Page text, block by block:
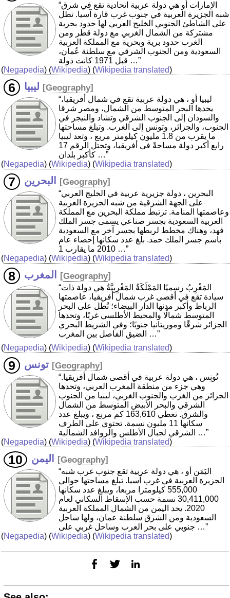
“الإمارات أو هي دولة عربية اتحادية تقع في شرق
شبه الجزيرة العربية في جنوب غرب قارة آسيا. تطل
على الشاطئ الجنوبي الخليج العربي لها حدود بحرية
مشتركة من الشمال الغربي مع دولة قطر ومن
الغرب حدود برية وبحرية مع المملكة العربية
السعودية ومن الجنوب الشرقي مع سلطنة عُمان،
قبل 1971 كانت دولة …”
(Negapedia) (Wikipedia) (Wikipedia translated)
ليبيا [Geography]
“ليبيا أو ، هي دولة عربية تقع في شمال أفريقيا،
يحدها البحر المتوسط من الشمال، ومصر شرقا
والسودان إلى الجنوب الشرقي وتشاد والنيجر في
الجنوب، والجزائر، وتونس إلى الغرب. وتبلغ مساحتها
ما يقرب من 1.8 مليون كيلومتر مربع ، وتعد ليبيا
رابع أكبر دولة مساحةً في أفريقيا، وتحتل الرقم 17
كأكبر بلدان …”
(Negapedia) (Wikipedia) (Wikipedia translated)
البحرين [Geography]
“البحرين ، دولة جزيرية عربية في الخليج العربي
على الجهة الشرقية من شبه الجزيرة العربية
وعاصمتها المنامة. ترتبط مملكة البحرين مع المملكة
العربية السعودية بجسر صناعي يسمى جسر الملك
فهد، وهناك مخطط لربطها بجسر آخر مع السعودية
باسم جسر الملك حمد. بلغ عدد سكانها إحصاء عام
2010 ما يقارب 1 …”
(Negapedia) (Wikipedia) (Wikipedia translated)
المغرب [Geography]
“المَغْرِبُ رسميًا المَمْلَكَةُ المَغْرِبِيَّةُ هي دولة ذات
سيادة تقع في أقصى غرب شمال أفريقيا، عاصمتها
الرباط وأكبر مدنها الدار البيضاء؛ تُطل على البحر
المتوسط شمالًا والمحيط الأطلسي غربًا، وتحدها
الجزائر شرقًا وموريتانيا جنوبًا؛ وفي الشريط البحري
الضيق الفاصل بين المغرب …”
(Negapedia) (Wikipedia) (Wikipedia translated)
تونس [Geography]
“تُونِس ، هي دولة عربية في أقصى شمال أفريقيا.
وهي جزء من منطقة المغرب العربي، وتحدها
الجزائر من الغرب والجنوب الغربي، ليبيا من الجنوب
الشرقي والبحر الأبيض المتوسط من الشمال
والشرق. تغطي 163,610 كم مربع ، ويبلغ عدد
سكانها 11 مليون نسمة. تحتوي على الطرف
الشرقي لجبال الأطلس والروافد الشمالية …”
(Negapedia) (Wikipedia) (Wikipedia translated)
اليمن [Geography]
“اليَمَن أو ، هي دولة عربية تقع جنوب غرب شبه
الجزيرة العربية في غرب آسيا. تبلغ مساحتها حوالي
555,000 كيلومترا مربعا، ويبلغ عدد سكانها
30,411,000 نسمة حسب الإسقاط السكاني لعام
2020. يحد اليمن من الشمال المملكة العربية
السعودية ومن الشرق سلطنة عمان، ولها ساحل
جنوبي على بحر العرب وساحل غربي على …”
(Negapedia) (Wikipedia) (Wikipedia translated)